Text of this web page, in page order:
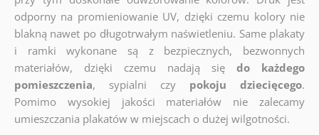
odporny na promieniowanie UV, dzięki czemu kolory nie
blakną nawet po długotrwałym naświetleniu. Same plakaty
i ramki wykonane są z bezpiecznych, bezwonnych
materiałów, dzięki czemu nadają siędo każdego
pomieszczenia, sypialni czy pokoju dziecięcego.
Pomimo wysokiej jakości materiałów nie zalecamy
umieszczania plakatów w miejscach o dużej wilgotności.